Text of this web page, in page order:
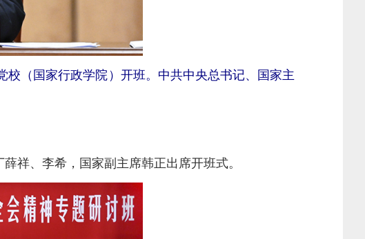
（国家行政学院）开班。中共中央总书记、国家主
、李希，国家副主席韩正出席开班式。